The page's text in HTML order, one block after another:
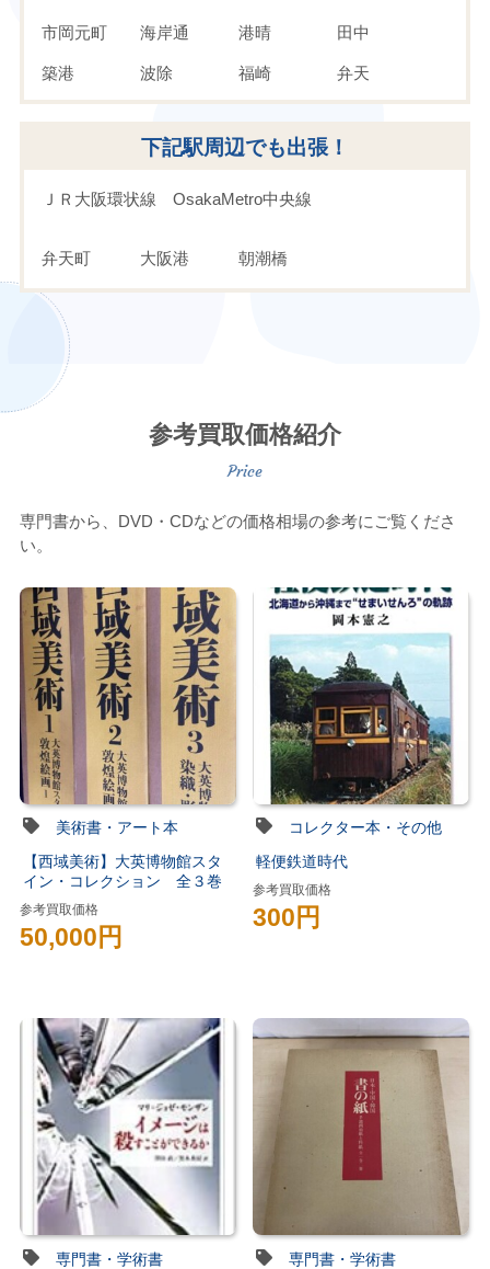
市岡元町 海岸通 港晴 田中
築港 波除 福崎 弁天
下記駅周辺でも出張！
ＪＲ大阪環状線 OsakaMetro中央線
弁天町 大阪港 朝潮橋
参考買取価格紹介
専門書から、DVD・CDなどの価格相場の参考にご覧くださ
い。
美術書・アート本
【西域美術】大英博物館スタ
イン・コレクション 全３巻
参考買取価格
50,000円
コレクター本・その他
軽便鉄道時代
参考買取価格
300円
専門書・学術書
専門書・学術書